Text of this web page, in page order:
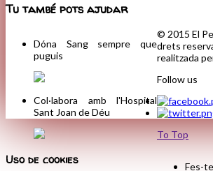
Tu també pots ajudar
Dóna Sang sempre que
puguis
Col·labora amb l'Hospital
Sant Joan de Déu
Fes-
© 2015 El
drets
realitzada
Follow us
To Top
Uso de cookies